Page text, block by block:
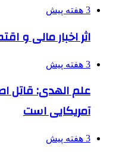
3 هفته پیش
اثر اخبار مالی و
3 هفته پیش
علم الهدی: قاتل
آمریکایی است
3 هفته پیش